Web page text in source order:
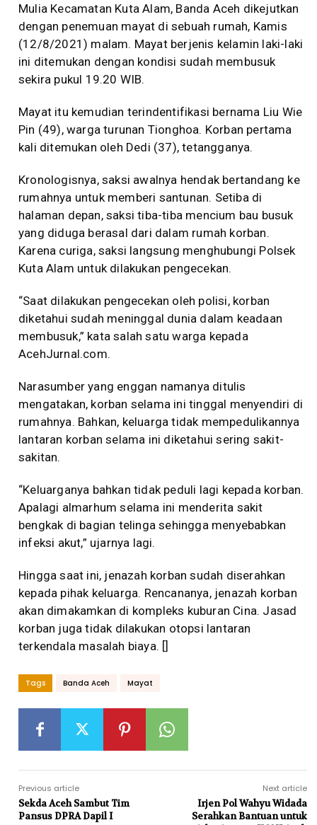
Mulia Kecamatan Kuta Alam, Banda Aceh dikejutkan
dengan penemuan mayat di sebuah rumah, Kamis
(12/8/2021) malam. Mayat berjenis kelamin laki-laki
ini ditemukan dengan kondisi sudah membusuk
sekira pukul 19.20 WIB.
Mayat itu kemudian terindentifikasi bernama Liu Wie
Pin (49), warga turunan Tionghoa. Korban pertama
kali ditemukan oleh Dedi (37), tetangganya.
Kronologisnya, saksi awalnya hendak bertandang ke
rumahnya untuk memberi santunan. Setiba di
halaman depan, saksi tiba-tiba mencium bau busuk
yang diduga berasal dari dalam rumah korban.
Karena curiga, saksi langsung menghubungi Polsek
Kuta Alam untuk dilakukan pengecekan.
“Saat dilakukan pengecekan oleh polisi, korban
diketahui sudah meninggal dunia dalam keadaan
membusuk,” kata salah satu warga kepada
AcehJurnal.com.
Narasumber yang enggan namanya ditulis
mengatakan, korban selama ini tinggal menyendiri di
rumahnya. Bahkan, keluarga tidak mempedulikannya
lantaran korban selama ini diketahui sering sakit-
sakitan.
“Keluarganya bahkan tidak peduli lagi kepada korban.
Apalagi almarhum selama ini menderita sakit
bengkak di bagian telinga sehingga menyebabkan
infeksi akut,” ujarnya lagi.
Hingga saat ini, jenazah korban sudah diserahkan
kepada pihak keluarga. Rencananya, jenazah korban
akan dimakamkan di kompleks kuburan Cina. Jasad
korban juga tidak dilakukan otopsi lantaran
terkendala masalah biaya. []
Tags Banda Aceh Mayat
Previous article
Sekda Aceh Sambut Tim
Pansus DPRA Dapil I
Next article
Irjen Pol Wahyu Widada
Serahkan Bantuan untuk